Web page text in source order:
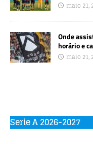
maio 21,
Onde
horário e
maio 21,
Serie A 2026-2027